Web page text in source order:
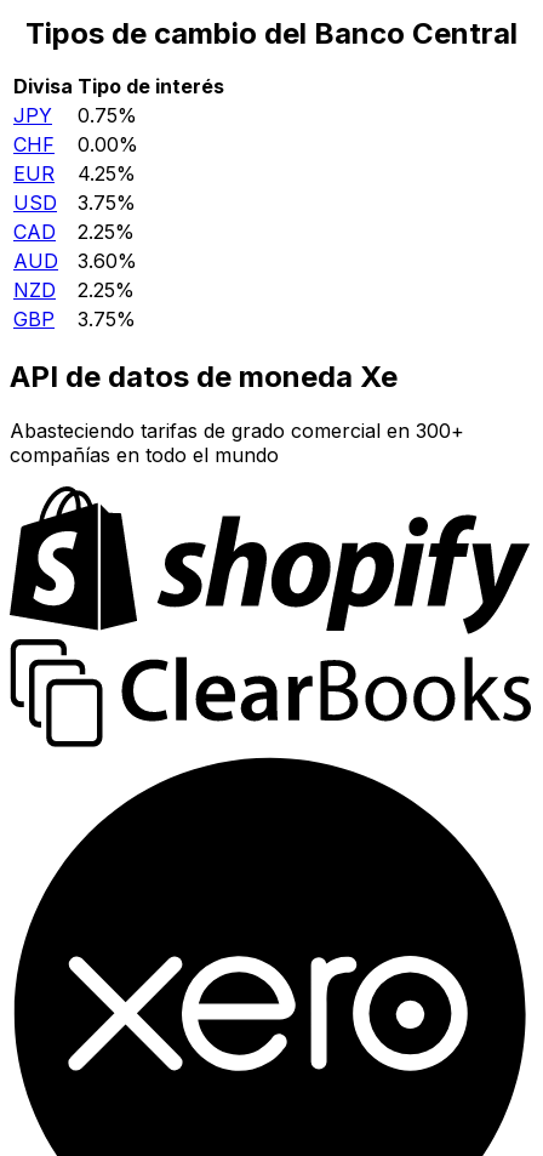
Tipos de cambio del Banco Central
Divisa Tipo de interés
JPY
0.75%
CHF
0.00%
EUR
4.25%
USD
3.75%
CAD
2.25%
AUD
3.60%
NZD
2.25%
GBP
3.75%
API de datos de moneda Xe
Abasteciendo tarifas de grado comercial en 300+
compañías en todo el mundo